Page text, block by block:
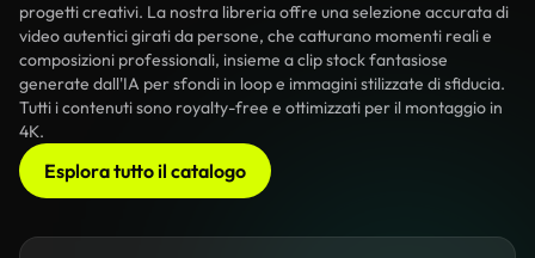
progetti creativi. La nostra libreria offre una selezione accurata di
video autentici girati da persone, che catturano momenti reali e
composizioni professionali, insieme a clip stock fantasiose
generate dall'IA per sfondi in loop e immagini stilizzate di sfiducia.
Tutti i contenuti sono royalty-free e ottimizzati per il montaggio in
4K.
Esplora tutto il catalogo